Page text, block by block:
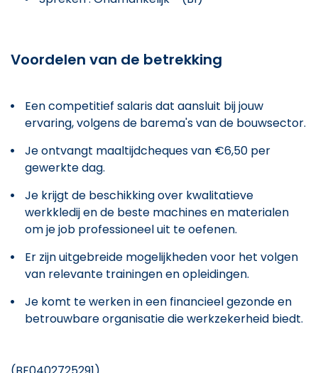
Voordelen van de betrekking
Een competitief salaris dat aansluit bij jouw
ervaring, volgens de barema's van de bouwsector.
Je ontvangt maaltijdcheques van €6,50 per
gewerkte dag.
Je krijgt de beschikking over kwalitatieve
werkkledij en de beste machines en materialen
om je job professioneel uit te oefenen.
Er zijn uitgebreide mogelijkheden voor het volgen
van relevante trainingen en opleidingen.
Je komt te werken in een financieel gezonde en
betrouwbare organisatie die werkzekerheid biedt.